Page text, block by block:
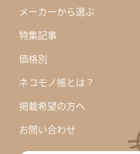
メーカーから選ぶ
特集記事
価格別
ネコモノ帳とは？
掲載希望の方へ
お問い合わせ